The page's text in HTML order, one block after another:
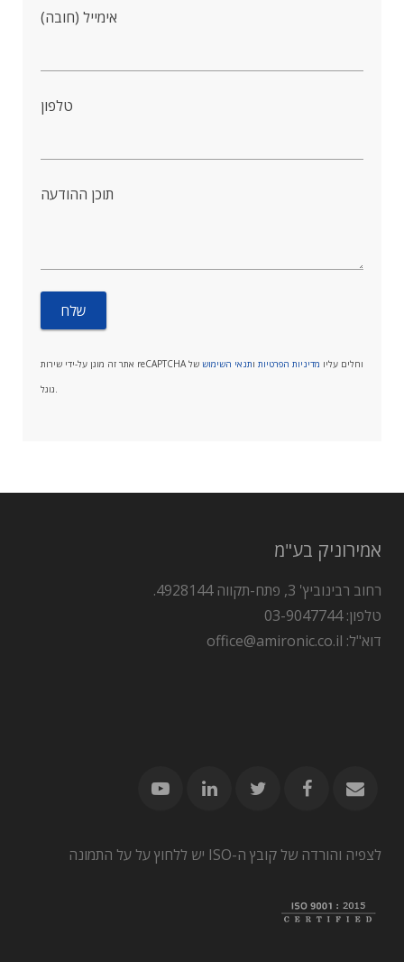
אימייל (חובה)
טלפון
תוכן ההודעה
אתר זה מוגן על-ידי שירות reCAPTCHA וחלים עליו מדיניות הפרטיות ותנאי השימוש של
גוגל.
אמירוניק בע"מ
רחוב רבינוביץ' 3, פתח-תקווה 4928144.
טלפון: 03-9047744
דוא"ל: office@amironic.co.il
לצפיה והורדה של קובץ ה-ISO יש ללחוץ על על התמונה